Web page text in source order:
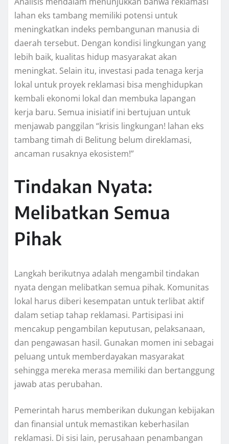
lahan eks tambang memiliki potensi untuk
meningkatkan indeks pembangunan manusia di
daerah tersebut. Dengan kondisi lingkungan yang
lebih baik, kualitas hidup masyarakat akan
meningkat. Selain itu, investasi pada tenaga kerja
lokal untuk proyek reklamasi bisa menghidupkan
kembali ekonomi lokal dan membuka lapangan
kerja baru. Semua inisiatif ini bertujuan untuk
menjawab panggilan “krisis lingkungan! lahan eks
tambang timah di Belitung belum direklamasi,
ancaman rusaknya ekosistem!”
Tindakan Nyata:
Melibatkan Semua
Pihak
Langkah berikutnya adalah mengambil tindakan
nyata dengan melibatkan semua pihak. Komunitas
lokal harus diberi kesempatan untuk terlibat aktif
dalam setiap tahap reklamasi. Partisipasi ini
mencakup pengambilan keputusan, pelaksanaan,
dan pengawasan hasil. Gunakan momen ini sebagai
peluang untuk memberdayakan masyarakat
sehingga mereka merasa memiliki dan bertanggung
jawab atas perubahan.
Pemerintah harus memberikan dukungan kebijakan
dan finansial untuk memastikan keberhasilan
reklamasi. Di sisi lain, perusahaan penambangan